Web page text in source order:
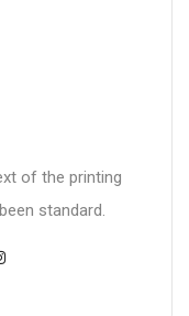
of the printing
standard.